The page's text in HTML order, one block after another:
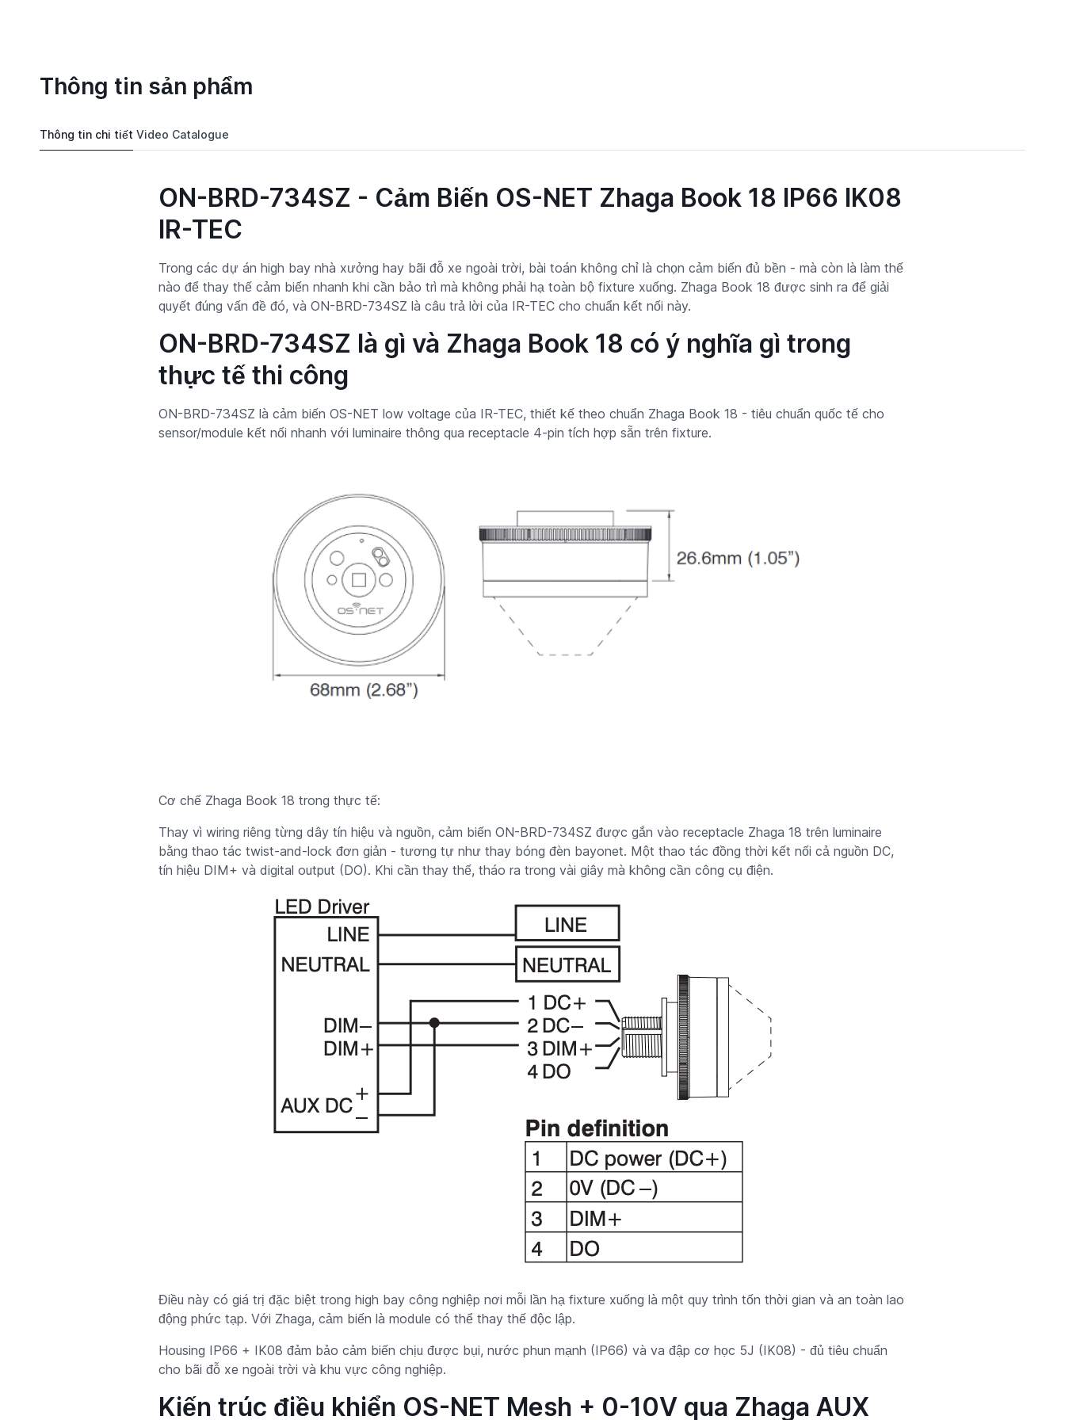
Thông tin sản phẩm
Thông tin chi tiết Video Catalogue
ON-BRD-734SZ - Cảm Biến OS-NET Zhaga Book 18 IP66 IK08
IR-TEC
Trong các dự án high bay nhà xưởng hay bãi đỗ xe ngoài trời, bài toán không chỉ là chọn cảm biến đủ bền - mà còn là làm thế
nào để thay thế cảm biến nhanh khi cần bảo trì mà không phải hạ toàn bộ fixture xuống. Zhaga Book 18 được sinh ra để giải
quyết đúng vấn đề đó, và ON-BRD-734SZ là câu trả lời của IR-TEC cho chuẩn kết nối này.
ON-BRD-734SZ là gì và Zhaga Book 18 có ý nghĩa gì trong
thực tế thi công
ON-BRD-734SZ là cảm biến OS-NET low voltage của IR-TEC, thiết kế theo chuẩn Zhaga Book 18 - tiêu chuẩn quốc tế cho
sensor/module kết nối nhanh với luminaire thông qua receptacle 4-pin tích hợp sẵn trên fixture.
Cơ chế Zhaga Book 18 trong thực tế:
Thay vì wiring riêng từng dây tín hiệu và nguồn, cảm biến ON-BRD-734SZ được gắn vào receptacle Zhaga 18 trên luminaire
bằng thao tác twist-and-lock đơn giản - tương tự như thay bóng đèn bayonet. Một thao tác đồng thời kết nối cả nguồn DC,
tín hiệu DIM+ và digital output (DO). Khi cần thay thế, tháo ra trong vài giây mà không cần công cụ điện.
Điều này có giá trị đặc biệt trong high bay công nghiệp nơi mỗi lần hạ fixture xuống là một quy trình tốn thời gian và an toàn lao
động phức tạp. Với Zhaga, cảm biến là module có thể thay thế độc lập.
Housing IP66 + IK08 đảm bảo cảm biến chịu được bụi, nước phun mạnh (IP66) và va đập cơ học 5J (IK08) - đủ tiêu chuẩn
cho bãi đỗ xe ngoài trời và khu vực công nghiệp.
Kiến trúc điều khiển OS-NET Mesh + 0-10V qua Zhaga AUX